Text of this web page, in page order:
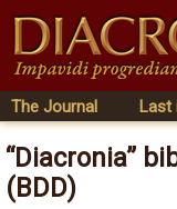
The Journal Last
“Diacronia”
(BDD)